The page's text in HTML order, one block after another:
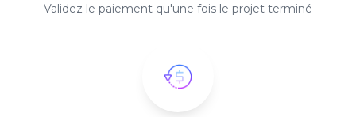
Validez le paiement qu'une fois le projet terminé